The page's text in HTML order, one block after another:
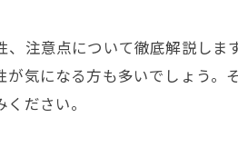
注意点について徹底解説しま
気になる方も多いでしょう。
ださい。